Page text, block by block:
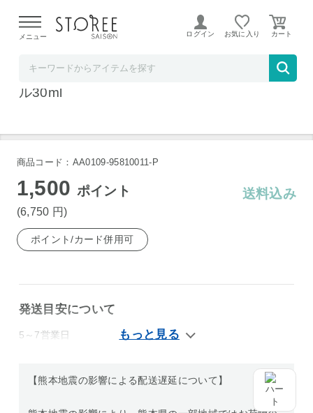
よる配送遅延が発生しております。
メニュー ログイン お気に入り
モディッシュ ママズケア スムージングオイ
ル30ml
商品コード：AA0109-95810011-P
1,500 ポイント
(6,750 円)
送料込み
ポイント/カード併用可
発送目安について
5～7営業日
【熊本地震の影響による配送遅延について】